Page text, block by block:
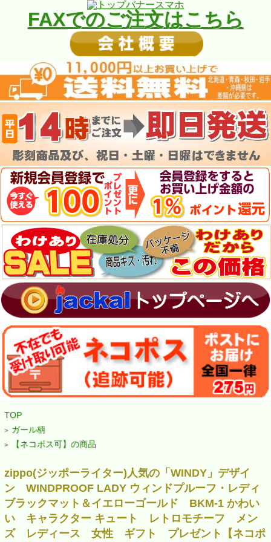
FAXでのご注文はこちら
TOP
> ガール柄
> 【ネコポス可】の商品
zippo(ジッポーライター)人気の「WINDY」デザイ
ン WINDPROOF LADY ウィンドプルーフ・レディ
ブラックマット＆イエローゴールド BKM-1 かわい
い キャラクター キュート レトロモチーフ メン
ズ レディース 女性 ギフト プレゼント【ネコポ